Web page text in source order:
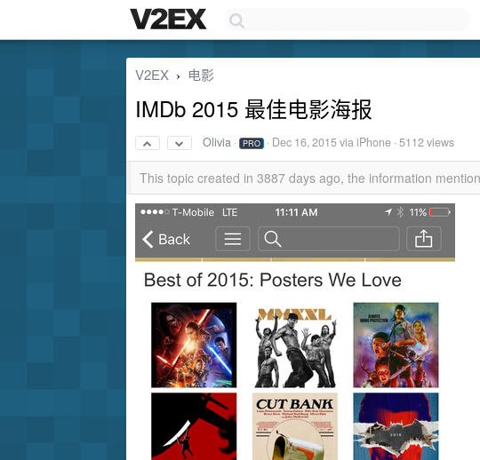
V2EX › 电影
IMDb 2015 最佳电影海报
Olivia · PRO · Dec 16, 2015via iPhone · 5112 views
This topic created in 3887 days ago, the information